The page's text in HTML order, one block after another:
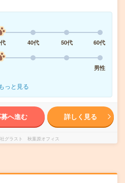
40代 50代
60代
男性
もっと見る
へ進む 詳しく見る
グラスト 秋葉原オフィス